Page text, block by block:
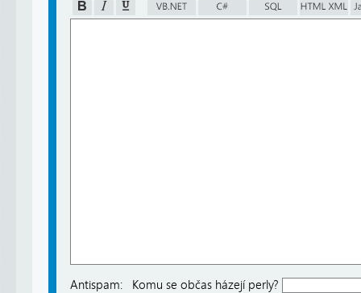
Antispam: Komu se občas házejí perly?